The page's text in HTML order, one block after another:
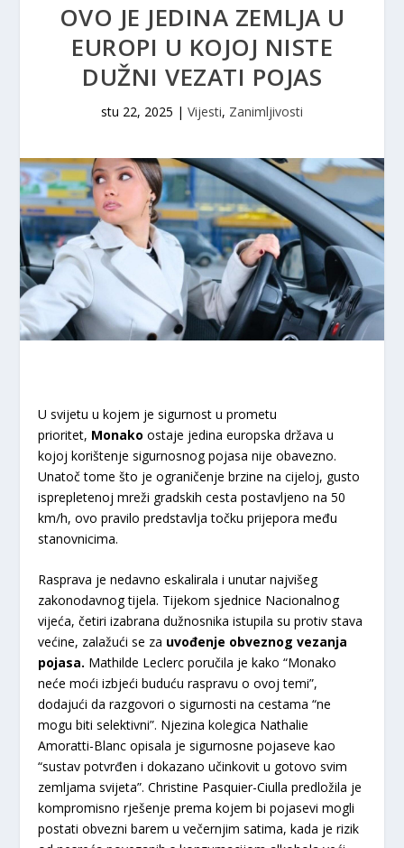
OVO JE JEDINA ZEMLJA U
EUROPI U KOJOJ NISTE
DUŽNI VEZATI POJAS
stu 22, 2025 | Vijesti, Zanimljivosti
U svijetu u kojem je sigurnost u prometu
prioritet, Monakoostaje jedina europska država u
kojoj korištenje sigurnosnog pojasa nije obavezno.
Unatoč tome što je ograničenje brzine na cijeloj, gusto
isprepletenoj mreži gradskih cesta postavljeno na 50
km/h, ovo pravilo predstavlja točku prijepora među
stanovnicima.
Rasprava je nedavno eskalirala i unutar najvišeg
zakonodavnog tijela. Tijekom sjednice Nacionalnog
vijeća, četiri izabrana dužnosnika istupila su protiv stava
većine, zalažući se za uvođenje obveznog vezanja
pojasa. Mathilde Leclerc poručila je kako “Monako
neće moći izbjeći buduću raspravu o ovoj temi”,
dodajući da razgovori o sigurnosti na cestama “ne
mogu biti selektivni”. Njezina kolegica Nathalie
Amoratti-Blanc opisala je sigurnosne pojaseve kao
“sustav potvrđen i dokazano učinkovit u gotovo svim
zemljama svijeta”. Christine Pasquier-Ciulla predložila je
kompromisno rješenje prema kojem bi pojasevi mogli
postati obvezni barem u večernjim satima, kada je rizik